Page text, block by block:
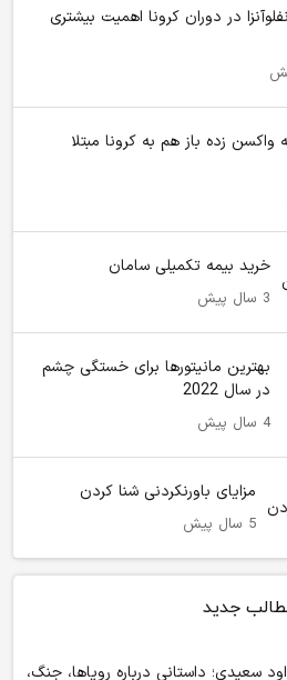
در دوران کرونا اهمیت بیشتری
واکسن زده باز هم به کرونا مبتلا
خرید بیمه تکمیلی سامان
3 سال پیش
بهترین مانیتورها برای خستگی چشم
در سال 2022
4 سال پیش
مزایای باورنکردنی شنا کردن
5 سال پیش
جدید
سعیدی؛ داستانی درباره رویاها، جنگ،